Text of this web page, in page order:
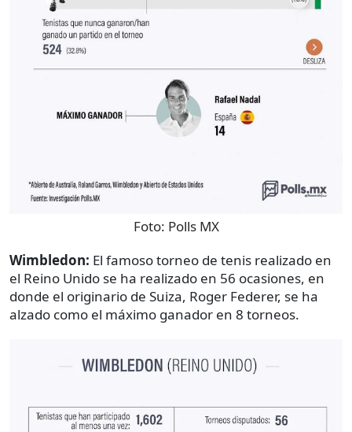
Foto: Polls MX
Wimbledon: El famoso torneo de tenis realizado en
el Reino Unido se ha realizado en 56 ocasiones, en
donde el originario de Suiza, Roger Federer, se ha
alzado como el máximo ganador en 8 torneos.